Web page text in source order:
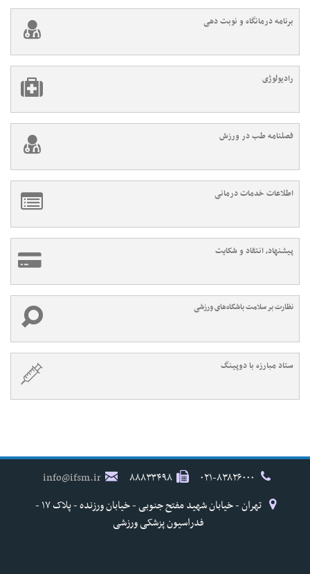
برنامه درمانگاه و نوبت دهی
رادیولوژی
فصلنامه طب در ورزش
اطلاعات خدمات درمانی
پیشنهاد، انتقاد و شکایت
نظارت بر سلامت باشگاه‌های ورزشی
ستاد مبارزه با دوپینگ
۸۸۸۳۳۴۹۸
info@ifsm.ir
تهران - خیابان شهید مفتح جنوبی - خیابان ورزنده - پلاک ۱۷ -
فدراسیون پزشکی ورزشی